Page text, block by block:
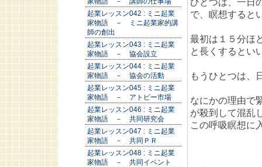
で、瞑想すると
最初は１５分ほ
と長くするとい
もうひとつは、
なにかの理由で
が殺到して混乱
この呼吸瞑想に
起業レッスン042 : ミニ起業
家物語 － ミニ起業家的講
師の創出
起業レッスン043 : ミニ起業
家物語 － 協会設立
起業レッスン044 : ミニ起業
家物語 － 協会の活動
起業レッスン045 : ミニ起業
家物語 － アトピー市場
起業レッスン046 : ミニ起業
家物語 － 共同研究会
起業レッスン047 : ミニ起業
家物語 － 共同ＰＲ
起業レッスン048 : ミニ起業
家物語 － 共同イベント